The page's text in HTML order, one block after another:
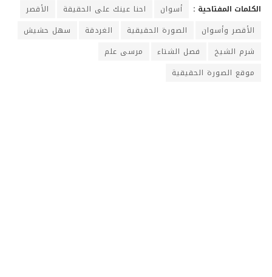
الكلمات المفتاحية : أسوان احنا عينك على الحقيقة
الأقصر
الأقصر وأسوان
الصورة الحقيقية الغردقة
سهل حشيش
شرم الشيخ
فصل الشتاء
مرسى علم
موقع الصورة الحقيقية